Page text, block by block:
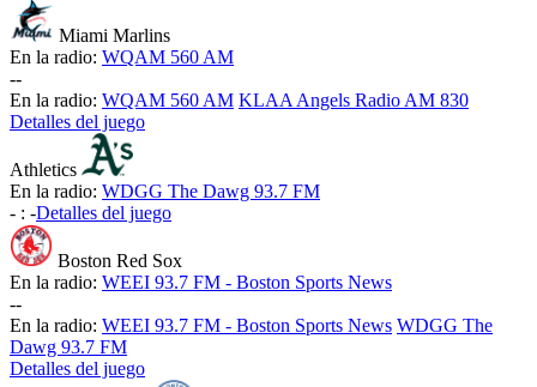
Miami Marlins
En la radio: WQAM 560 AM
--
En la radio: WQAM 560 AM KLAA Angels Radio AM 830
Detalles del juego
Athletics
En la radio: WDGG The Dawg 93.7 FM
- : -Detalles del juego
Boston Red Sox
En la radio: WEEI 93.7 FM - Boston Sports News
--
En la radio: WEEI 93.7 FM - Boston Sports News WDGG The
Dawg 93.7 FM
Detalles del juego